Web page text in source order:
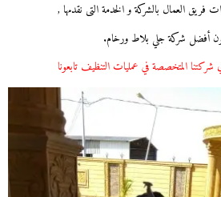
فريق العمال بالشركة و الخدمة التى نقدمها ,
أفضل شركة جلي بلاط ورخام.
المتخصصة في عمليات التنظيف تابعونا